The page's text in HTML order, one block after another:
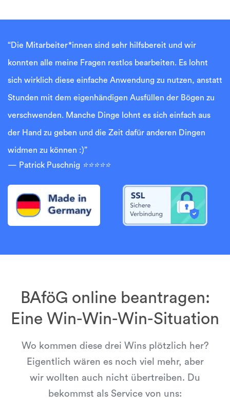
“Die Mitarbeiter*innen sind sehr hilfsbereit und wir
konnten alle meine Fragen restlos bearbeiten. Es lohnt
sich wirklich diese einfache Anwendung zu nutzen, anstatt
Stunden mit dem eigenhändigen Ausfüllen der Bögen zu
verschwenden. Manche Dinge lohnt es sich einfach aus
der Hand zu geben und die Zeit dafür anderen Dingen
widmen zu können :)”
Patrick Puschnig ⭐⭐⭐⭐⭐
BAföG online beantragen:
Eine Win-Win-Win-Situation
Wo kommen diese drei Wins plötzlich her?
Eigentlich wären es noch viel mehr, aber
wir wollten auch nicht übertreiben. Du
bekommst als Service von uns: